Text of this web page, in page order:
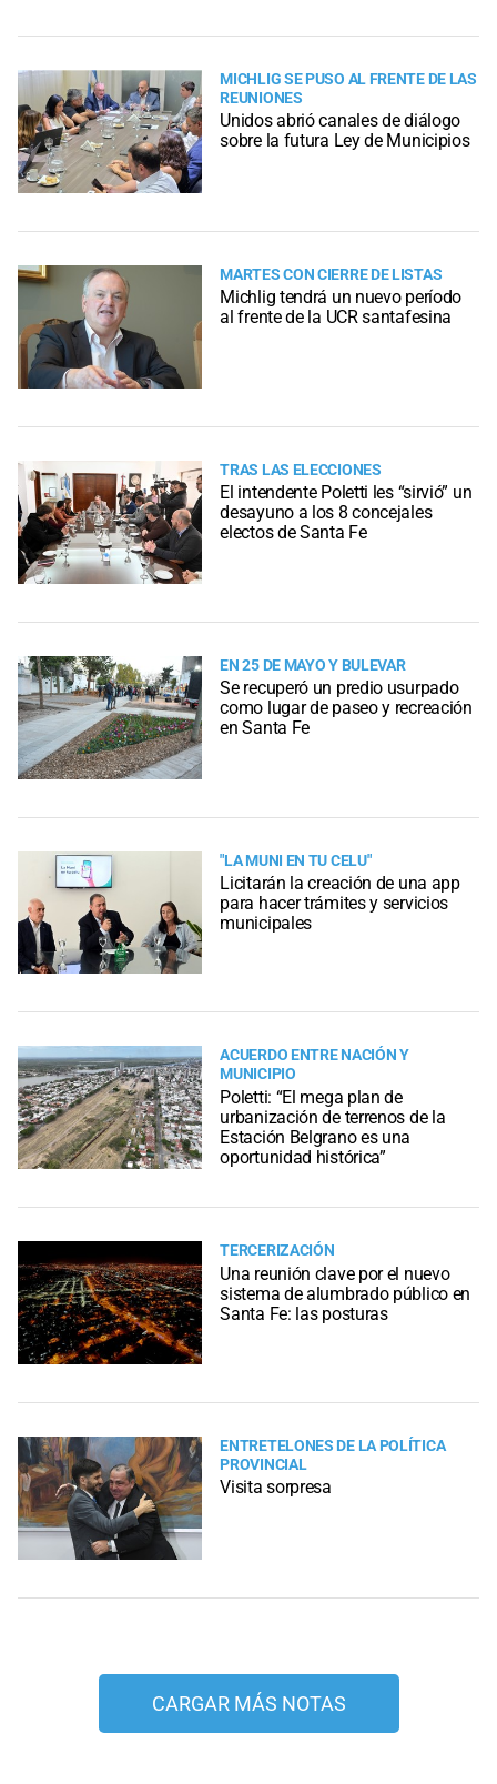
MICHLIG SE PUSO AL FRENTE DE LAS
REUNIONES
Unidos abrió canales de diálogo
sobre la futura Ley de Municipios
MARTES CON CIERRE DE LISTAS
Michlig tendrá un nuevo período
al frente de la UCR santafesina
TRAS LAS ELECCIONES
El intendente Poletti les “sirvió” un
desayuno a los 8 concejales
electos de Santa Fe
EN 25 DE MAYO Y BULEVAR
Se recuperó un predio usurpado
como lugar de paseo y recreación
en Santa Fe
"LA MUNI EN TU CELU"
Licitarán la creación de una app
para hacer trámites y servicios
municipales
ACUERDO ENTRE NACIÓN Y
MUNICIPIO
Poletti: “El mega plan de
urbanización de terrenos de la
Estación Belgrano es una
oportunidad histórica”
TERCERIZACIÓN
Una reunión clave por el nuevo
sistema de alumbrado público en
Santa Fe: las posturas
ENTRETELONES DE LA POLÍTICA
PROVINCIAL
Visita sorpresa
CARGAR MÁS NOTAS